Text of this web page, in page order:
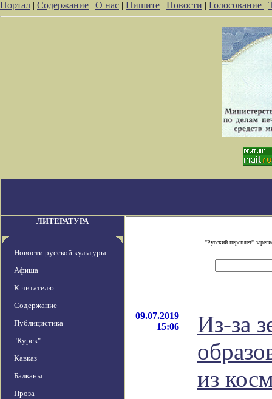
Портал | Содержание | О нас | Пишите | Новости | Голосование |
ЛИТЕРАТУРА
Новости русской культуры
Афиша
К читателю
Содержание
Публицистика
"Курск"
Кавказ
Балканы
Проза
"Русский переплет"
09.07.2019
15:06
Из-за
из